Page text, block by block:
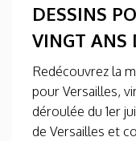
DESSINS
VINGT ANS
Redécouvrez la
pour Versailles,
déroulée du 1er
de Versailles et